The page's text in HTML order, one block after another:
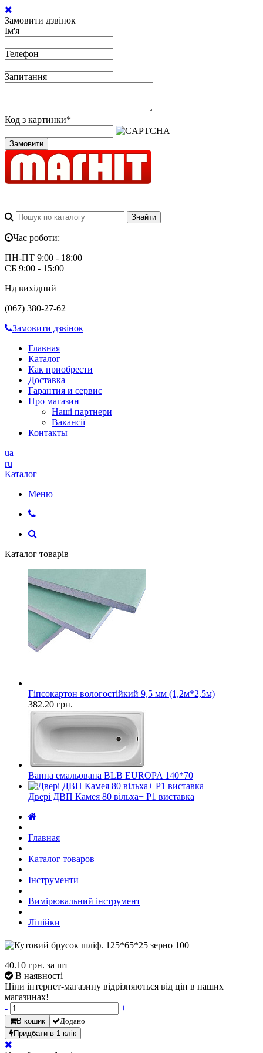
Замовити дзвінок
Ім'я
Телефон
Запитання
Код з картинки*
Замовити
Час роботи:
ПН-ПТ 9:00 - 18:00
СБ 9:00 - 15:00
Нд вихідний
(067) 380-27-62
Замовити дзвінок
Главная
Каталог
Как приобрести
Доставка
Гарантия и сервис
Про магазин
Наші партнери
Вакансії
Контакты
ua
ru
Каталог
Меню
Каталог товарів
Гіпсокартон вологостійкий 9,5 мм (1,2м*2,5м)
382.20 грн.
Ванна емальована BLB EUROPA 140*70
Двері ДВП Камея 80 вільха+ Р1 виставка
|
Главная
|
Каталог товаров
|
Інструменти
|
Вимірювальний інструмент
|
Лінійки
40.10 грн. за шт
В наявності
Ціни інтернет-магазину відрізняються від цін в наших
магазинах!
-
+
В кошик
Додано
Придбати в 1 клік